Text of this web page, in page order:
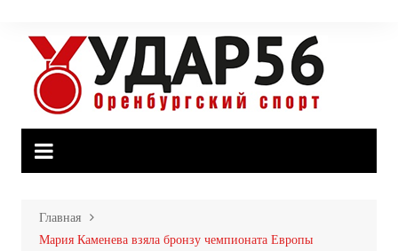
содержимому
Главная
Мария Каменева взяла бронзу чемпионата Европы